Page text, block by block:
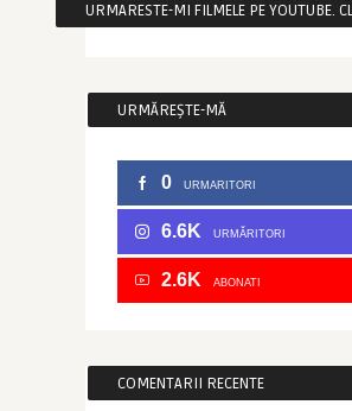
URMARESTE-MI FILMELE PE YOUTUBE.
URMĂREȘTE-MĂ
0 URMARITORI
6.6K URMĂRITORI
2.6K ABONATI
COMENTARII RECENTE